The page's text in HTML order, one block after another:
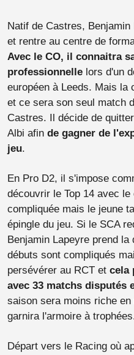
Natif de Castres,
et rentre au centre de
Avec le CO, il connaitra
professionnelle lors d'un
européen à Leeds. Mais la
et ce sera son seul match
Castres. Il décide de
Albi afin de gagner de
jeu.
En Pro D2, il s'impose
découvrir le Top 14 avec
compliquée mais le jeune
épingle du jeu. Si le SCA
Benjamin Lapeyre prend la
débuts sont compliqués
persévérer au RCT et cela
avec 33 matchs disputés
saison sera moins riche
garnira l'armoire à
Départ vers le Racing où